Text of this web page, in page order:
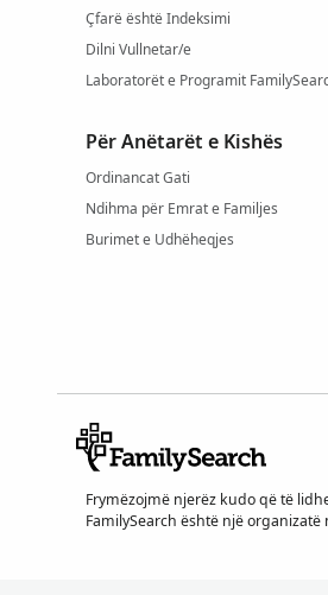
Çfarë është Indeksimi
Dilni Vullnetar/e
Laboratorët e Programit
Për Anëtarët e Kishës
Ordinancat Gati
Ndihma për Emrat e Familjes
Burimet e Udhëheqjes
Frymëzojmë njerëz kudo që të
FamilySearch është një